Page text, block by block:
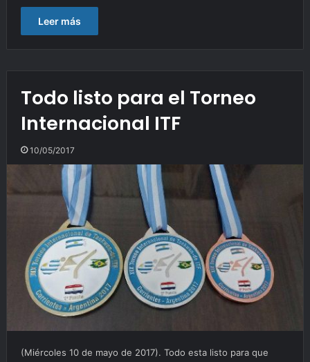
Leer más
Todo listo para el Torneo
Internacional ITF
10/05/2017
(Miércoles 10 de mayo de 2017). Todo esta listo para que